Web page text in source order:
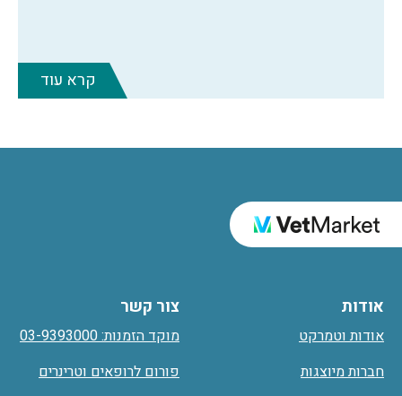
קרא עוד
אודות
אודות וטמרקט
חברות מיוצגות
צור קשר
מוקד הזמנות: 03-9393000
פורום לרופאים וטרינרים